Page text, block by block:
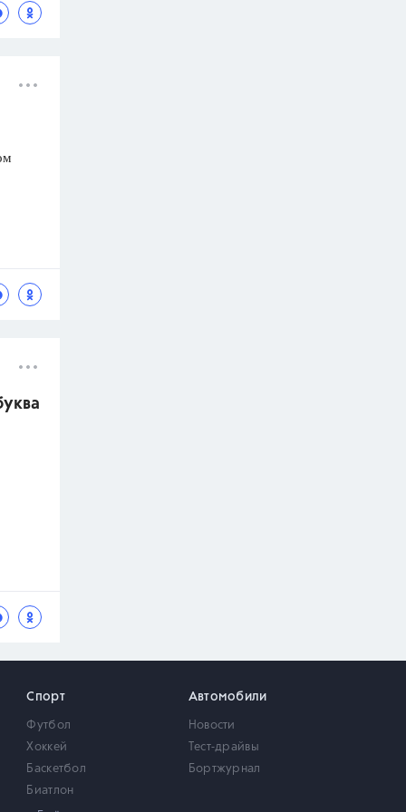
Спорт
Футбол
Хоккей
Баскетбол
Биатлон
Автомобили
Новости
Тест-драйвы
Бортжурнал